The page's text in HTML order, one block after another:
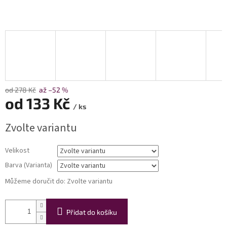
od 278 Kč až –52 %
od 133 Kč / ks
cena:
Zvolte variantu
Velikost
Barva (Varianta)
Můžeme doručit do: Zvolte variantu
Přidat do košíku